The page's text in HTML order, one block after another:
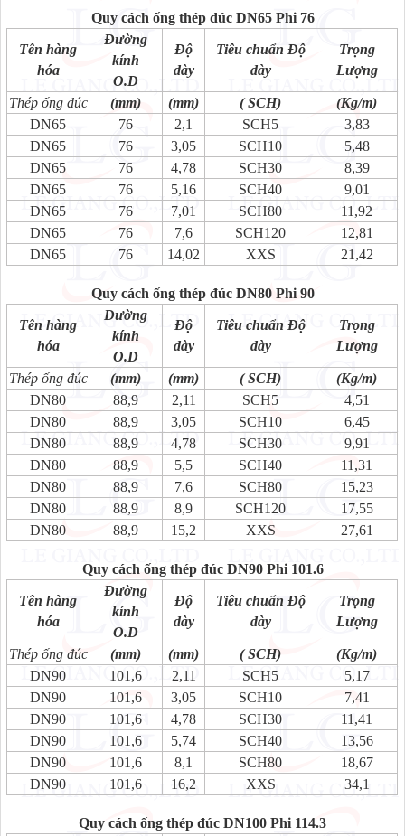
Quy cách ống thép đúc DN65 Phi 76
Tên hàng
hóa
Đường
kính
O.D
Độ
dày
Tiêu chuẩn Độ
dày
Trọng
Lượng
Thép ống đúc (mm) (mm) ( SCH)
(Kg/m)
DN65
76 2,1 SCH5
3,83
DN65
76 3,05 SCH10
5,48
DN65
76 4,78 SCH30
8,39
DN65
76 5,16 SCH40
9,01
DN65
76 7,01 SCH80
11,92
DN65
76 7,6 SCH120
12,81
DN65
76 14,02 XXS 21,42
Quy cách ống thép đúc DN80 Phi 90
Tên hàng
hóa
Đường
kính
O.D
Độ
dày
Tiêu chuẩn Độ
dày
Trọng
Lượng
Thép ống đúc (mm) (mm) ( SCH)
(Kg/m)
DN80
88,9 2,11 SCH5
4,51
DN80
88,9 3,05 SCH10
6,45
DN80
88,9 4,78 SCH30
9,91
DN80
88,9 5,5 SCH40
11,31
DN80
88,9 7,6 SCH80
15,23
DN80
88,9 8,9 SCH120
17,55
DN80
88,9 15,2 XXS 27,61
Quy cách ống thép đúc DN90 Phi 101.6
Tên hàng
hóa
Đường
kính
O.D
Độ
dày
Tiêu chuẩn Độ
dày
Trọng
Lượng
Thép ống đúc (mm) (mm) ( SCH)
(Kg/m)
DN90
101,6 2,11 SCH5
5,17
DN90
101,6 3,05 SCH10
7,41
DN90
101,6 4,78 SCH30
11,41
DN90
101,6 5,74 SCH40
13,56
DN90
101,6 8,1 SCH80
18,67
DN90
101,6 16,2 XXS 34,1
Quy cách ống thép đúc DN100 Phi 114.3